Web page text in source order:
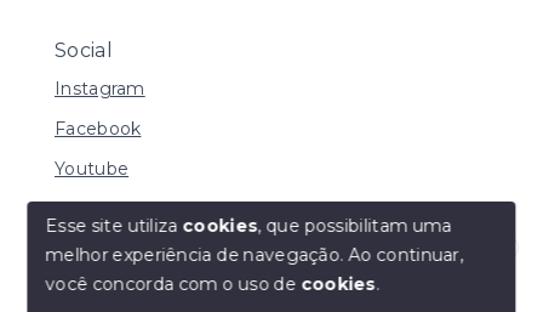
Olá! Estamos disponíveis para te ajudar.
Social
Instagram
Facebook
Youtube
© Copyright 2026 - I URBE CONSULTORIA
IMOBILIÁRIA | CRECI 33.934 J - Todos os direitos
Esse site utiliza cookies, que possibilitam uma
melhor experiência de navegação.Ao continuar,
você concorda com o uso de cookies.